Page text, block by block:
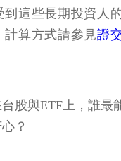
到這些長期投資人
計算方式請參見證
股與ETF上，誰最
？